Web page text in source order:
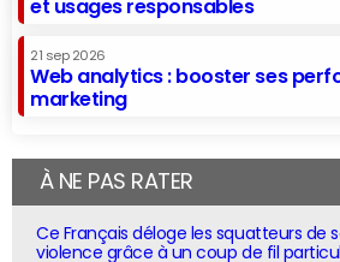
et usages responsables
21 sep 2026
Web analytics : booster ses
marketing
À NE PAS RATER
Ce Français déloge les squatteurs de
violence grâce à un coup de fil